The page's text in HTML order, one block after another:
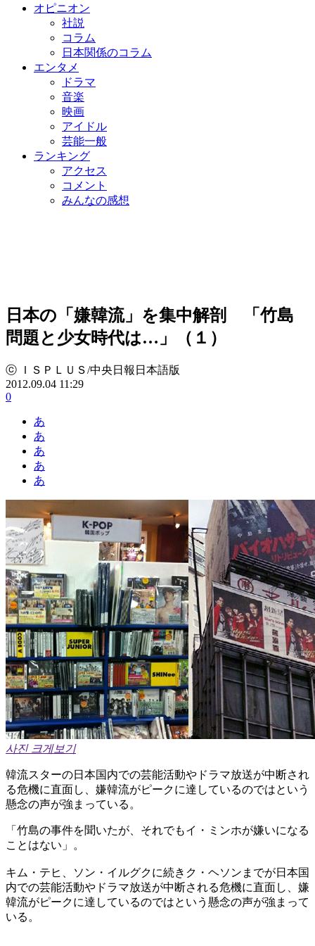
オピニオン
社説
コラム
日本関係のコラム
エンタメ
ドラマ
音楽
映画
アイドル
芸能一般
ランキング
アクセス
コメント
みんなの感想
日本の「嫌韓流」を集中解剖 「竹島
問題と少女時代は…」（１）
ⓒ ＩＳＰＬＵＳ/中央日報日本語版
2012.09.04 11:29
0
あ
あ
あ
あ
あ
사진 크게보기
韓流スターの日本国内での芸能活動やドラマ放送が中断され
る危機に直面し、嫌韓流がピークに達しているのではという
懸念の声が強まっている。
「竹島の事件を聞いたが、それでもイ・ミンホが嫌いになる
ことはない」。
キム・テヒ、ソン・イルグクに続きク・ヘソンまでが日本国
内での芸能活動やドラマ放送が中断される危機に直面し、嫌
韓流がピークに達しているのではという懸念の声が強まって
いる。